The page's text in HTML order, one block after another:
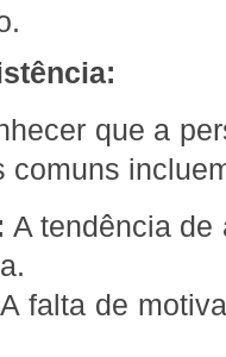
que a
comuns
A tendência de
A falta de